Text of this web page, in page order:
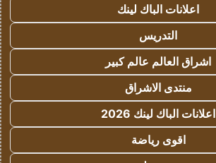
اعلانات الباك لينك
التدريس
اشراق العالم عالم كبير
منتدى الاشراق
اعلانات الباك لينك 2026
اقوى رياضة